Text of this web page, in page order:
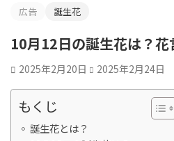
広告
誕生花
10月12日の誕生花は？
2025年2月20日 2025年2月24日
もくじ
誕生花とは？